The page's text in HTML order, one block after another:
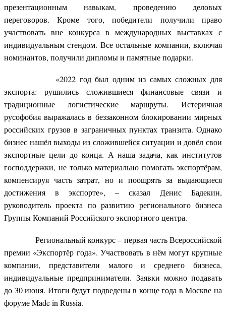
презентационным навыкам, проведению деловых
переговоров. Кроме того, победители получили право
участвовать вне конкурса в международных выставках с
индивидуальным стендом. Все остальные компании, включая
номинантов, получили дипломы и памятные подарки.
«2022 год был одним из самых сложных для
экспорта: рушились сложившиеся финансовые связи и
традиционные логистические маршруты. Истеричная
русофобия выражалась в беззаконном блокировании мирных
российских грузов в заграничных пунктах транзита. Однако
бизнес нашёл выходы из сложившейся ситуации и довёл свои
экспортные цели до конца. А наша задача, как институтов
господдержки, не только материально помогать экспортёрам,
компенсируя часть затрат, но и поощрять за выдающиеся
достижения в экспорте», – сказал Денис Бадекин,
руководитель проекта по развитию регионального бизнеса
Группы Компаний Российского экспортного центра.
Региональный конкурс – первая часть Всероссийской
премии «Экспортёр года». Участвовать в нём могут крупные
компании, представители малого и среднего бизнеса,
индивидуальные предприниматели. Заявки можно подавать
до 30 июня. Итоги будут подведены в конце года в Москве на
форуме Made in Russia.